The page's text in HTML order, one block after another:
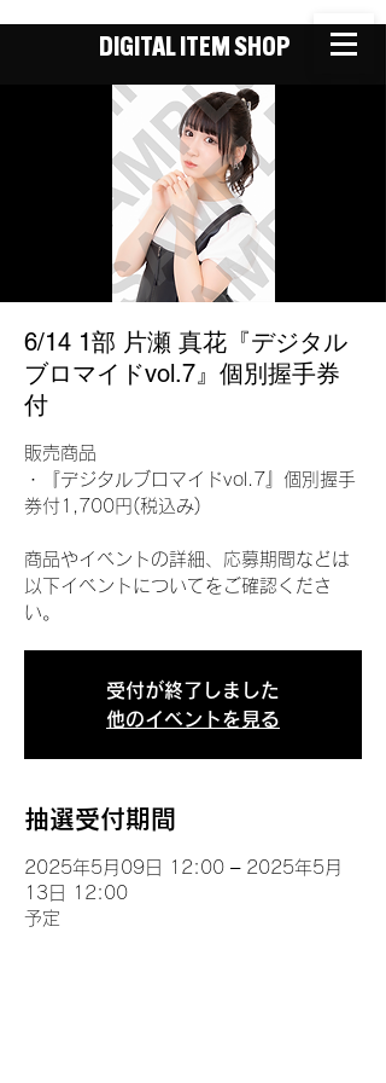
DIGITAL ITEM SHOP
6/14 1部 片瀬 真花『デジタル
ブロマイドvol.7』個別握手券
付
販売商品
・『デジタルブロマイドvol.7』個別握手
券付1,700円(税込み)
商品やイベントの詳細、応募期間などは
以下イベントについてをご確認くださ
い。
受付が終了しました
他のイベントを見る
抽選受付期間
2025年5月09日 12:00 – 2025年5月
13日 12:00
予定